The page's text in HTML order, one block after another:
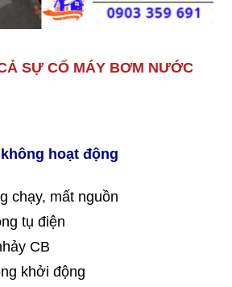
SỰ CỐ MÁY BƠM NƯỚC
hoạt động
chạy, mất nguồn
tụ điện
CB
khởi động